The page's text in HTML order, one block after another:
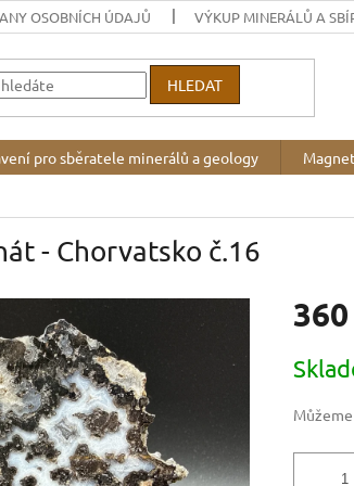
OSOBNÍCH ÚDAJŮ VÝKUP MINERÁLŮ A
HLEDAT
pro sběratele minerálů a geology
- Chorvatsko č.16
cena: